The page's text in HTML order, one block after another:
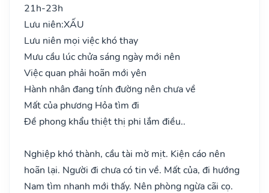
21h-23h
Lưu niên:XẤU
Lưu niên mọi việc khó thay
Mưu cầu lúc chửa sáng ngày mới nên
Việc quan phải hoãn mới yên
Hành nhân đang tính đường nên chưa về
Mất của phương Hỏa tìm đi
Đề phong khẩu thiệt thị phi lắm điều..
Nghiệp khó thành, cầu tài mờ mịt. Kiện cáo nên
hoãn lại. Người đi chưa có tin về. Mất của, đi hướng
Nam tìm nhanh mới thấy. Nên phòng ngừa cãi cọ.